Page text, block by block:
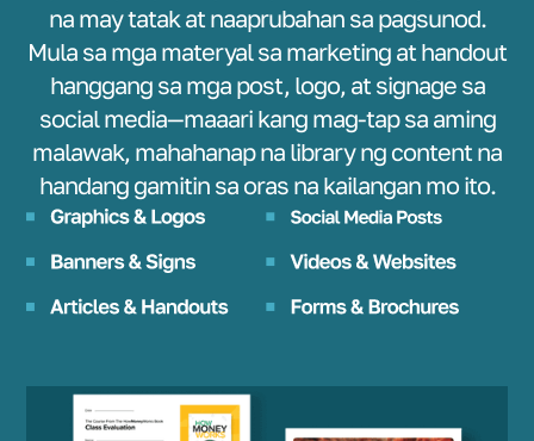
na may tatak at naaprubahan sa pagsunod.
Mula sa mga materyal sa marketing at handout
hanggang sa mga post, logo, at signage sa
social media—maaari kang mag-tap sa aming
malawak, mahahanap na library ng content na
handang gamitin sa oras na kailangan mo ito.